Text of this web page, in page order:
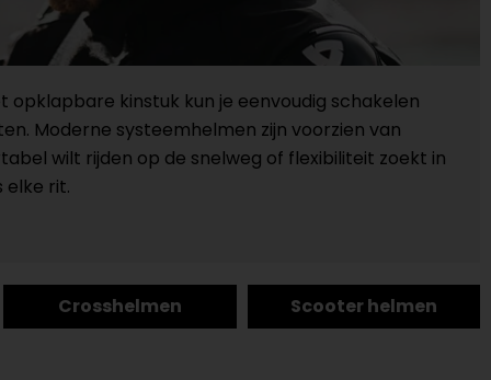
kinstuk kun je eenvoudig schakelen
Moderne systeemhelmen zijn voorzien van
wilt rijden op de snelweg of flexibiliteit zoekt in
elke rit.
Crosshelmen Scooter helmen